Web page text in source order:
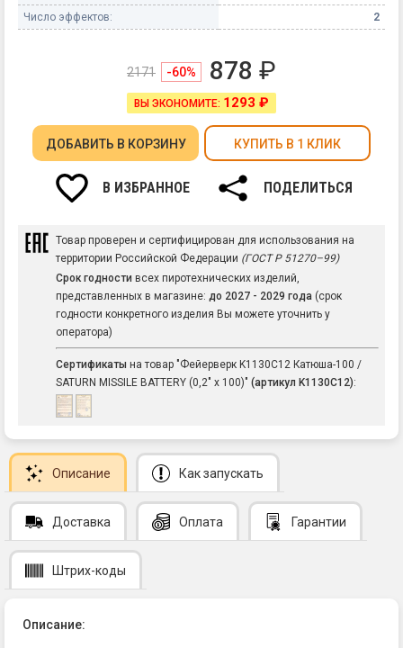
Число эффектов:
2
2171 -60% 878 ₽
ВЫ ЭКОНОМИТЕ: 1293 ₽
ДОБАВИТЬ В КОРЗИНУ КУПИТЬ В 1 КЛИК
В ИЗБРАННОЕ ПОДЕЛИТЬСЯ
Товар проверен и сертифицирован для использования на
территории Российской Федерации (ГОСТ Р 51270–99)
Срок годности всех пиротехнических изделий,
представленных в магазине: до 2027 - 2029 года (срок
годности конкретного изделия Вы можете уточнить у
оператора)
Сертификаты на товар "Фейерверк K1130C12 Катюша-100 /
SATURN MISSILE BATTERY (0,2" х 100)" (артикул K1130C12):
Описание Как запускать
Доставка Оплата Гарантии
Штрих-коды
Описание: